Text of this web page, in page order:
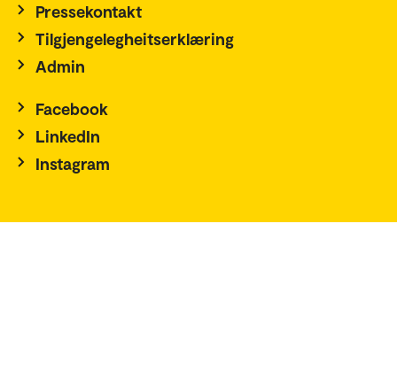
Pressekontakt
Tilgjengelegheitserklæring
Admin
Facebook
LinkedIn
Instagram